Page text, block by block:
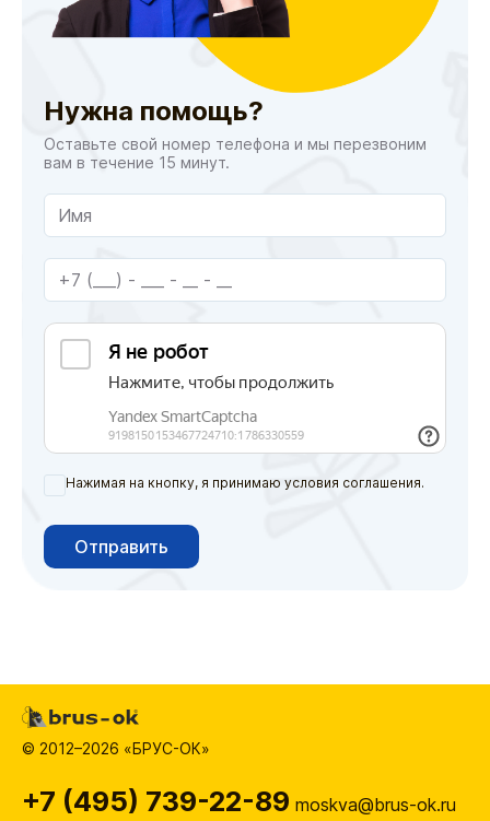
Нужна помощь?
Оставьте свой номер телефона и мы перезвоним
вам в течение 15 минут.
Нажимая на кнопку, я принимаю условия соглашения.
Отправить
© 2012–2026 «БРУС-ОК»
+7 (495) 739-22-89 moskva@brus-ok.ru